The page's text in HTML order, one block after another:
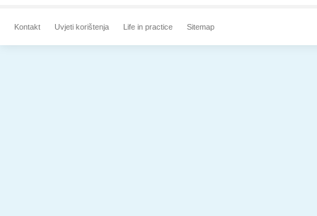
Kontakt Uvjeti korištenja Life in practice Sitemap